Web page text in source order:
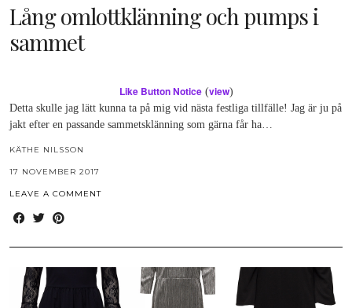
Lång omlottklänning och pumps i
sammet
Like Button Notice(view)
Detta skulle jag lätt kunna ta på mig vid nästa festliga tillfälle! Jag är ju på
jakt efter en passande sammetsklänning som gärna får ha…
KÄTHE NILSSON
17 NOVEMBER 2017
LEAVE A COMMENT